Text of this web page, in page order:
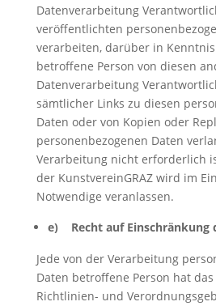
Datenverarbeitung
veröffentlichten
verarbeiten, darüber in
betroffene Person von diesen
Datenverarbeitung
sämtlicher Links zu diesen
Daten oder von Kopien oder
personenbezogenen Daten
Verarbeitung nicht erforderlich
der KunstvereinGRAZ wird im
Notwendige veranlassen.
e) Recht auf Einschränkung
Jede von der Verarbeitung
Daten betroffene Person hat
Richtlinien- und